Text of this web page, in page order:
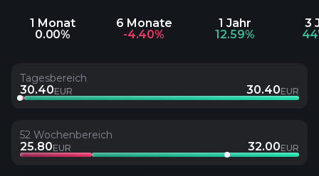
1 Monat
0.00%
6 Monate
-4.40%
1 Jahr
12.59%
3
Tagesbereich
30.40EUR 30.40EUR
52 Wochenbereich
25.80EUR 32.00EUR